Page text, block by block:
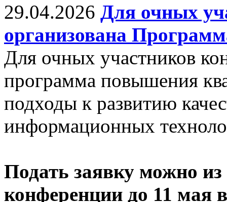
29.04.2026 Для очных
организована
Для очных участников
программа повышения
подходы к развитию
информационных
Подать заявку можно
конференции до 11 мая